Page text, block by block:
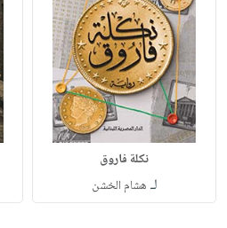
نكلة فاروق
لـ هشام الخشن